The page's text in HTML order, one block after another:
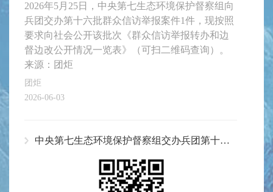
2026年5月25日，中央第七生态环境保护督察组向
兵团交办第十六批群众信访举报案件1件，现按照
要求向社会公开该批次《群众信访举报转办和边
督边改公开情况一览表》（可扫二维码查询）。
来源：团炬
团炬
2026-06-03
中央第七生态环境保护督察组交办兵团第十五批群众信访举报案件办理情况